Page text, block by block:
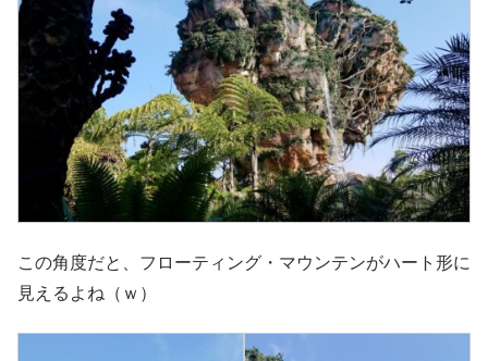
この角度だと、フローティング・マウンテンがハート形に
見えるよね（ｗ）